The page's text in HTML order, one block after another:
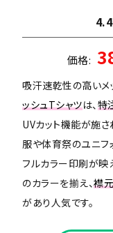
価格:
吸汗速乾性の高いメ
ッシュTシャツは、 特
UVカット機能が施さ
服や体育祭のユニフ
フルカラー印刷が
のカラーを揃え、襟
があり人気です。